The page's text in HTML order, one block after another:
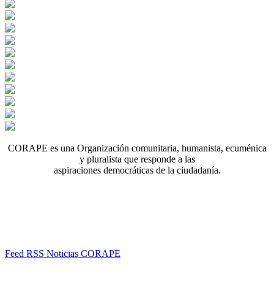
CORAPE es una Organización comunitaria, humanista, ecuménica
y pluralista que responde a las
aspiraciones democráticas de la ciudadanía.
Feed RSS Noticias CORAPE